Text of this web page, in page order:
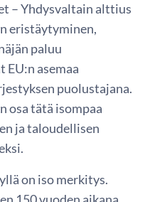
– Yhdysvaltain alttius
eristäytyminen,
paluu
asemaa
puolustajana.
osa tätä isompaa
ja taloudellisen
on iso merkitys.